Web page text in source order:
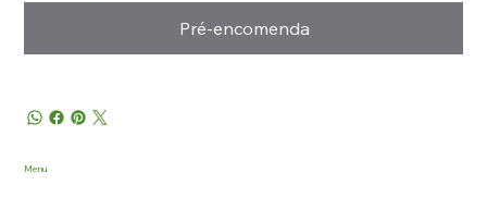
Pré-encomenda
Menu